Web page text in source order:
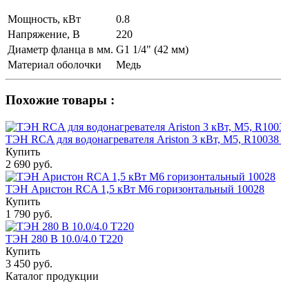
Мощность, кВт
0.8
Напряжение, В
220
Диаметр фланца в мм. G1 1/4" (42 мм)
Материал оболочки
Медь
Похожие товары :
ТЭН RCA для водонагревателя Ariston 3 кВт, М5, R10038
Купить
2 690 руб.
ТЭН Аристон RCA 1,5 кВт M6 горизонтальный 10028
Купить
1 790 руб.
ТЭН 280 B 10.0/4.0 T220
Купить
3 450 руб.
Каталог продукции